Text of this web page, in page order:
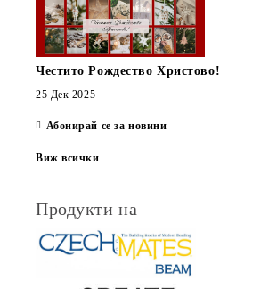
Честито Рождество Христово!
25 Дек 2025
Абонирай се за новини
Виж всички
Продукти на